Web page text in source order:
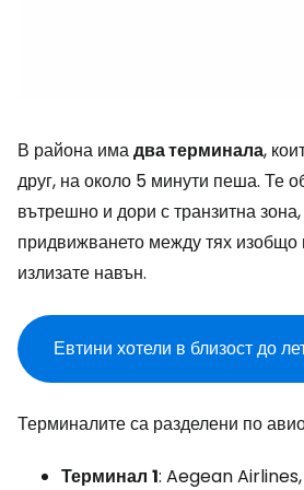
В района имадва терминала,
друг, на около 5 минути пеша. Те
вътрешно и дори с транзитна
придвижването между тях изобщо
излизате навън.
Евтини хотели в близост до
Терминалите са разделени по
Терминал 1: Aegean